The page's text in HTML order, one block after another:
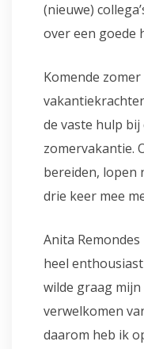
(nieuwe)
over een goede
Komende
de vaste hulp
zomervakantie.
bereiden, lopen
drie keer mee
Anita
heel
wilde graag
verwelkomen
daarom heb ik